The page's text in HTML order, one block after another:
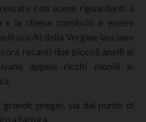
con scene riguardanti il
e la chiesa cominciò a essere
sciolti della Vergine lasciano
recanti due piccoli anelli ai
appesi ricchi monili in
grande pregio, sia dal punto di
fattura.